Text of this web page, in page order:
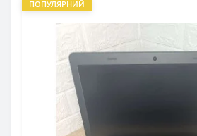
ПОПУЛЯРНИЙ